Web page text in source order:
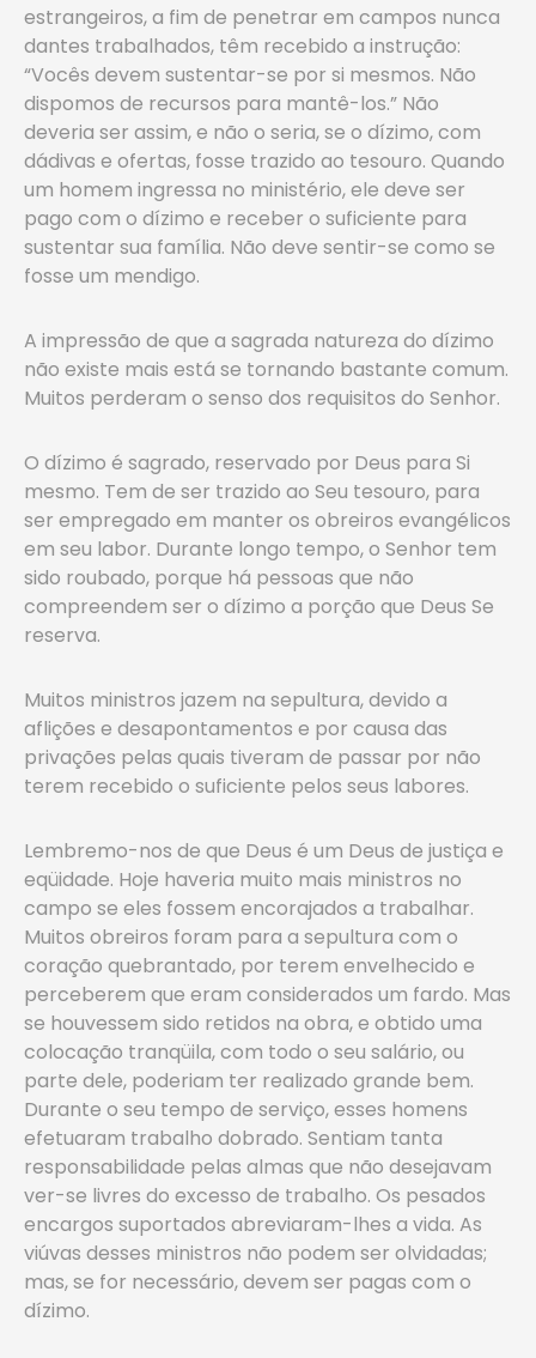
estrangeiros, a fim de penetrar em campos nunca
dantes trabalhados, têm recebido a instrução:
“Vocês devem sustentar-se por si mesmos. Não
dispomos de recursos para mantê-los.” Não
deveria ser assim, e não o seria, se o dízimo, com
dádivas e ofertas, fosse trazido ao tesouro. Quando
um homem ingressa no ministério, ele deve ser
pago com o dízimo e receber o suficiente para
sustentar sua família. Não deve sentir-se como se
fosse um mendigo.
A impressão de que a sagrada natureza do dízimo
não existe mais está se tornando bastante comum.
Muitos perderam o senso dos requisitos do Senhor.
O dízimo é sagrado, reservado por Deus para Si
mesmo. Tem de ser trazido ao Seu tesouro, para
ser empregado em manter os obreiros evangélicos
em seu labor. Durante longo tempo, o Senhor tem
sido roubado, porque há pessoas que não
compreendem ser o dízimo a porção que Deus Se
reserva.
Muitos ministros jazem na sepultura, devido a
aflições e desapontamentos e por causa das
privações pelas quais tiveram de passar por não
terem recebido o suficiente pelos seus labores.
Lembremo-nos de que Deus é um Deus de justiça e
eqüidade. Hoje haveria muito mais ministros no
campo se eles fossem encorajados a trabalhar.
Muitos obreiros foram para a sepultura com o
coração quebrantado, por terem envelhecido e
perceberem que eram considerados um fardo. Mas
se houvessem sido retidos na obra, e obtido uma
colocação tranqüila, com todo o seu salário, ou
parte dele, poderiam ter realizado grande bem.
Durante o seu tempo de serviço, esses homens
efetuaram trabalho dobrado. Sentiam tanta
responsabilidade pelas almas que não desejavam
ver-se livres do excesso de trabalho. Os pesados
encargos suportados abreviaram-lhes a vida. As
viúvas desses ministros não podem ser olvidadas;
mas, se for necessário, devem ser pagas com o
dízimo.